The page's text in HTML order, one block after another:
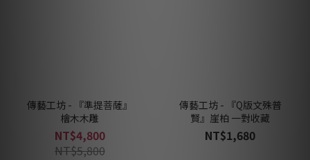
傳藝工坊 - 『準提菩薩』
檜木木雕
NT$4,800
NT$5,800
傳藝工坊 - 『Q版文殊普
賢』崖柏 一對收藏
NT$1,680